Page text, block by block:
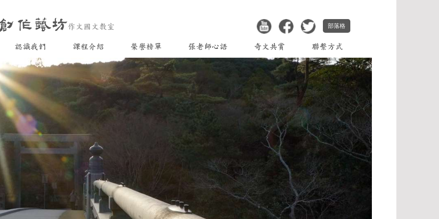
作文國文教室
認識我們 課程介紹 榮譽榜單 張老師心語 奇文共賞 聯繫方式
部落格